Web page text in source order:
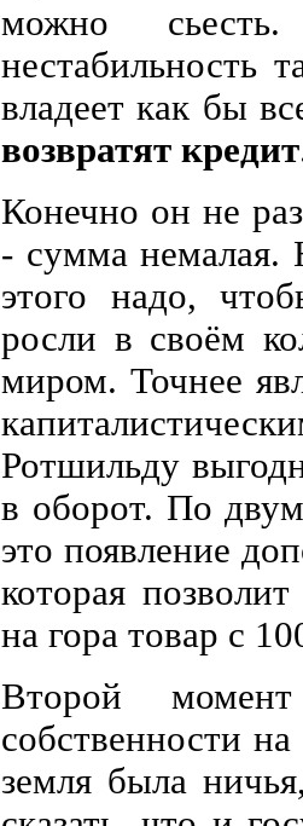
можно
нестабильность
владеет как бы
возвратят кредит
Конечно он не
- сумма немалая.
этого надо,
росли в своём
миром. Точнее
Ротшильду
в оборот. По
это появление
которая
на гора товар с
Второй
собственности
земля была